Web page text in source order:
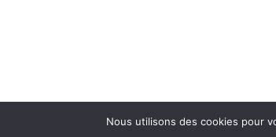
Nous utilisons des cookies pour